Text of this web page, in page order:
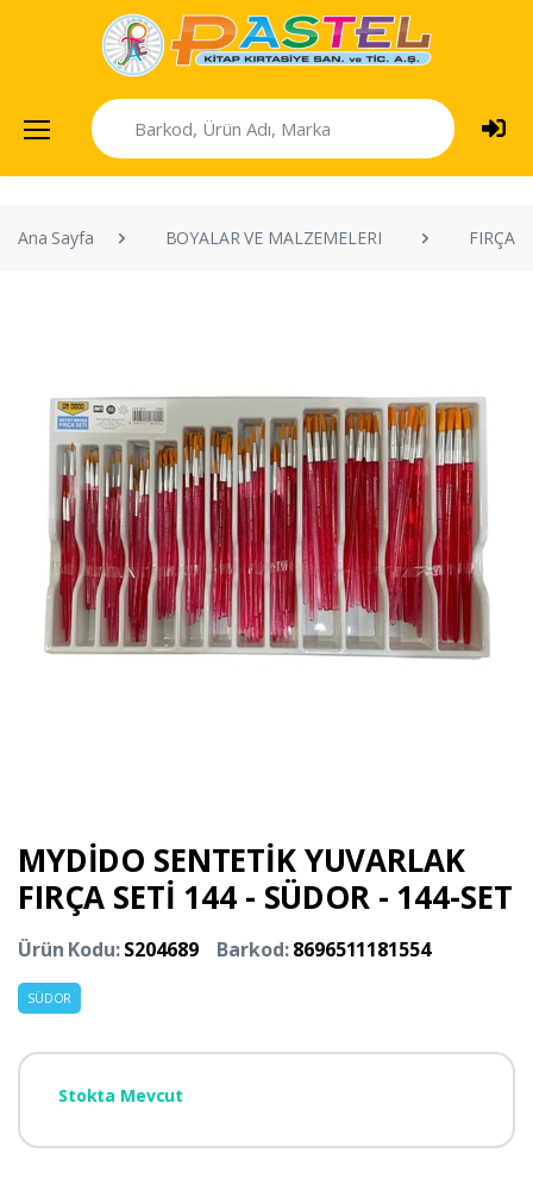
Ana Sayfa BOYALAR VE MALZEMELERI
MYDİDO SENTETİK YUVARLAK
FIRÇA SETİ 144 - SÜDOR - 144-SET
Ürün Kodu:S204689 Barkod:8696511181554
SÜDOR
Stokta Mevcut